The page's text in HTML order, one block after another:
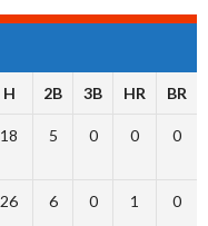
H 2B 3B HR BR
18 5 0 0 0
26 6 0 1 0